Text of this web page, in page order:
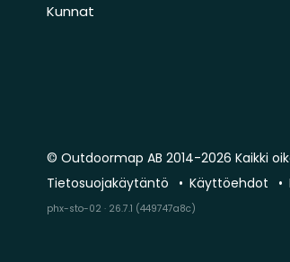
Kunnat
© Outdoormap AB 2014-2026 Kaikki
Tietosuojakäytäntö
Käyttöehdot
phx-sto-02 · 26.7.1 (449747a8c)